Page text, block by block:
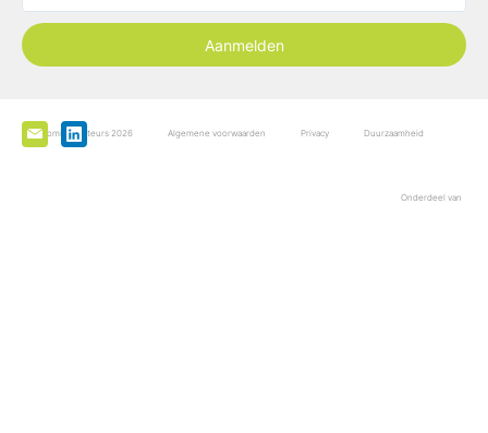
Aanmelden
De Boominspecteurs 2026 Algemene voorwaarden Privacy Duurzaamheid
Onderdeel van